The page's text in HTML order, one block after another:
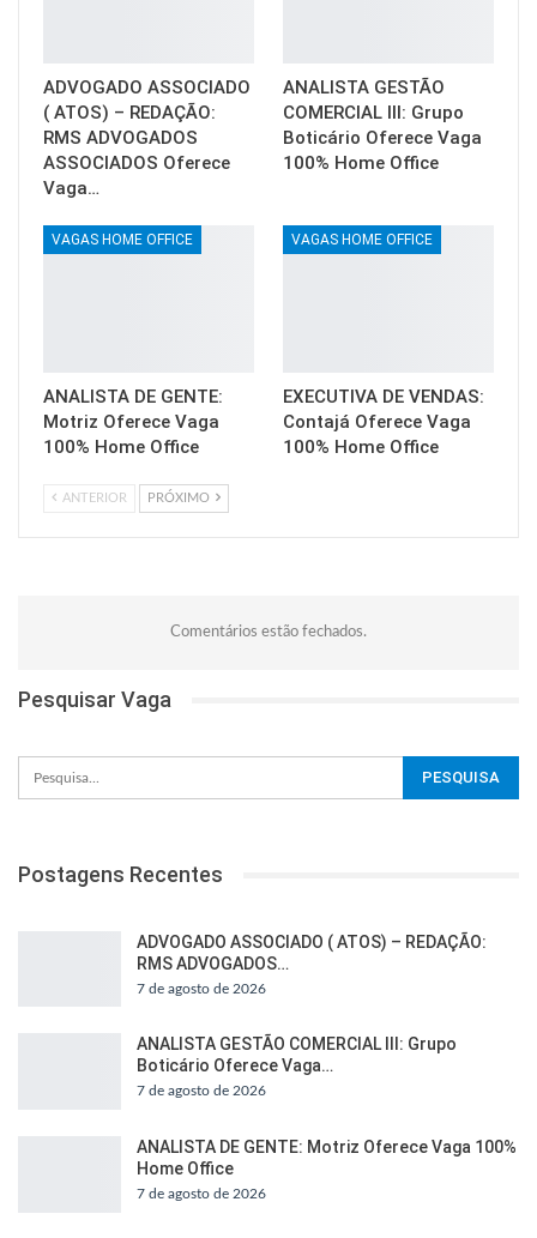
ADVOGADO ASSOCIADO
( ATOS) – REDAÇÃO:
RMS ADVOGADOS
ASSOCIADOS Oferece
Vaga…
ANALISTA GESTÃO
COMERCIAL III: Grupo
Boticário Oferece Vaga
100% Home Office
VAGAS HOME OFFICE
ANALISTA DE GENTE:
Motriz Oferece Vaga
100% Home Office
VAGAS HOME OFFICE
EXECUTIVA DE VENDAS:
Contajá Oferece Vaga
100% Home Office
ANTERIOR PRÓXIMO
Comentários estão fechados.
Pesquisar Vaga
Postagens Recentes
ADVOGADO ASSOCIADO ( ATOS) – REDAÇÃO:
RMS ADVOGADOS…
7 de agosto de 2026
ANALISTA GESTÃO COMERCIAL III: Grupo
Boticário Oferece Vaga…
7 de agosto de 2026
ANALISTA DE GENTE: Motriz Oferece Vaga 100%
Home Office
7 de agosto de 2026